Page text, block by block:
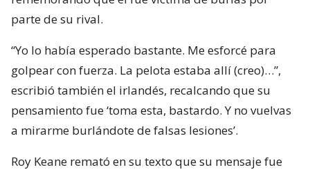
parte de su rival.
“Yo lo había esperado bastante. Me esforcé para
golpear con fuerza. La pelota estaba allí (creo)…”,
escribió también el irlandés, recalcando que su
pensamiento fue ‘toma esta, bastardo. Y no vuelvas
a mirarme burlándote de falsas lesiones’.
Roy Keane remató en su texto que su mensaje fue